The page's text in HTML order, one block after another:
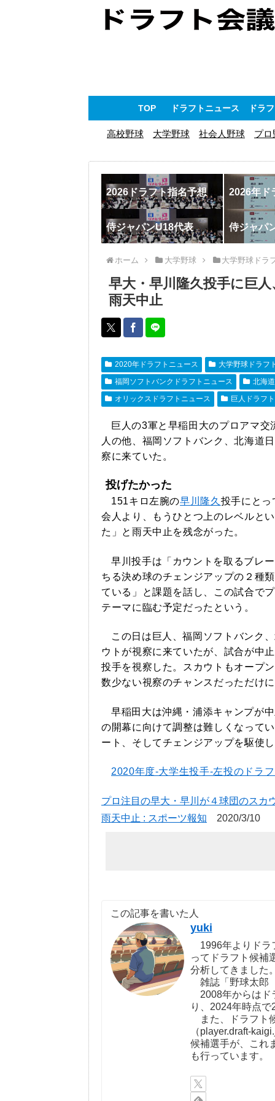
TOP ドラフトニュース ドラ
高校野球 大学野球 社会人野球 プロ
2026ドラフト指名予想 2026年ド
侍ジャパンU18代表 侍ジャパ
ホーム 大学野球 大学野球ドラ
早大・早川隆久投手に巨
雨天中止
2020年ドラフトニュース
大学野球ドラフ
福岡ソフトバンクドラフトニュース
北海
オリックスドラフトニュース
巨人ドラフ
巨人の3軍と早稲田大のプロアマ
人の他、福岡ソフトバンク、北海道
察に来ていた。
投げたかった
151キロ左腕の早川隆久 投手にとっ
会人より、もうひとつ上のレベルと
た」と雨天中止を残念がった。
早川投手は「カウントを取るブレ
ちる決め球のチェンジアップの２種
ている」と課題を話し、この試合で
テーマに臨む予定だったという。
この日は巨人、福岡ソフトバンク
ウトが視察に来ていたが、試合が中
投手を視察した。スカウトもオープ
数少ない視察のチャンスだっただけ
早稲田大は沖縄・浦添キャンプが
の開幕に向けて調整は難しくなって
ート、そしてチェンジアップを駆使
2020年度-大学生投手-左投のドラ
プロ注目の早大・早川が４球団のス
雨天中止 : スポーツ報知 2020/3/10
この記事を書いた人
yuki
1996年よりドラ
ってドラフト候補
分析してきました
雑誌「野球太郎
2008年からはド
り、2024年時点
また、ドラフト
（player.draft-
候補選手が、これ
も行っています。